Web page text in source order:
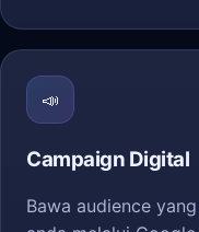
📣
Campaign Digital
Bawa audience